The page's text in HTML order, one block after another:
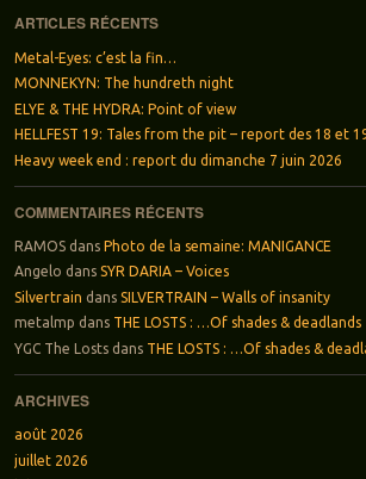
ARTICLES RÉCENTS
Metal-Eyes: c’est la fin…
MONNEKYN: The hundreth night
ELYE & THE HYDRA: Point of view
HELLFEST 19: Tales from the pit – report des 18 et
Heavy week end : report du dimanche 7 juin 2026
COMMENTAIRES RÉCENTS
RAMOSdans Photo de la semaine: MANIGANCE
Angelo dans SYR DARIA – Voices
Silvertrain dans SILVERTRAIN – Walls of insanity
metalmp dans THE LOSTS : …Of shades & deadlands
YGC The Lostsdans THE LOSTS : …Of shades &
ARCHIVES
août 2026
juillet 2026